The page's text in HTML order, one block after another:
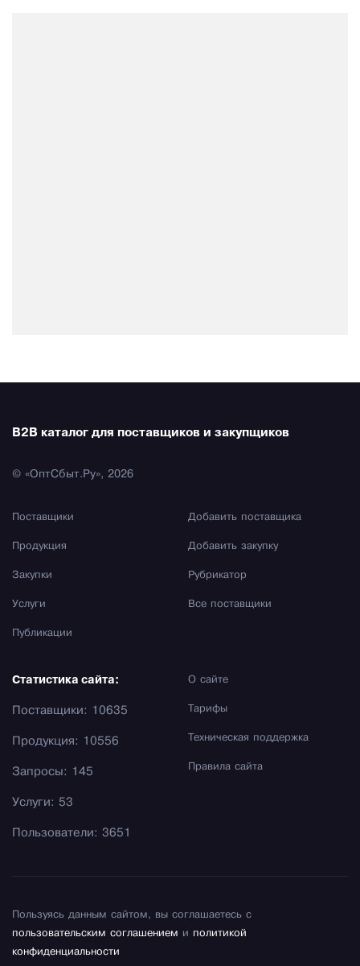
B2B каталог для поставщиков и закупщиков
© «ОптСбыт.Ру», 2026
Поставщики
Продукция
Закупки
Услуги
Публикации
Добавить поставщика
Добавить закупку
Рубрикатор
Все поставщики
О сайте
Тарифы
Техническая поддержка
Правила сайта
Статистика сайта:
Поставщики: 10635
Продукция: 10556
Запросы: 145
Услуги: 53
Пользователи: 3651
Пользуясь данным сайтом, вы соглашаетесь с
пользовательским соглашением и политикой
конфиденциальности